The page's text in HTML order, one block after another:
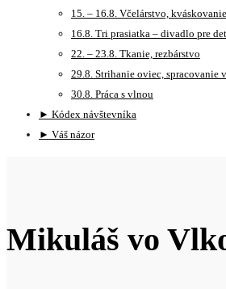
15. – 16.8. Včelárstvo, kváskovanie
16.8. Tri prasiatka – divadlo pre
22. – 23.8. Tkanie, rezbárstvo
29.8. Strihanie oviec, spracovanie
30.8. Práca s vlnou
► Kódex návštevníka
► Váš názor
Mikuláš vo